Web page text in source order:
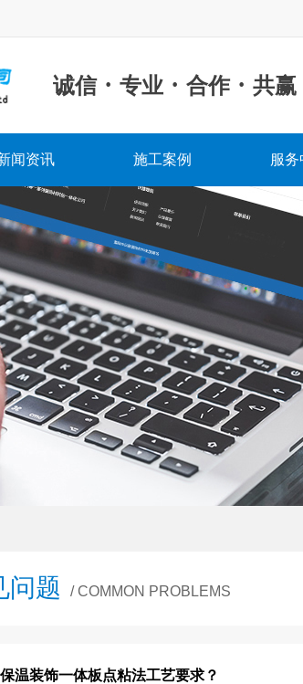
诚信 · 专业 · 合作 · 共赢
闻资讯 施工案例 服
问题 / COMMON PROBLEMS
温装饰一体板点粘法工艺要求？